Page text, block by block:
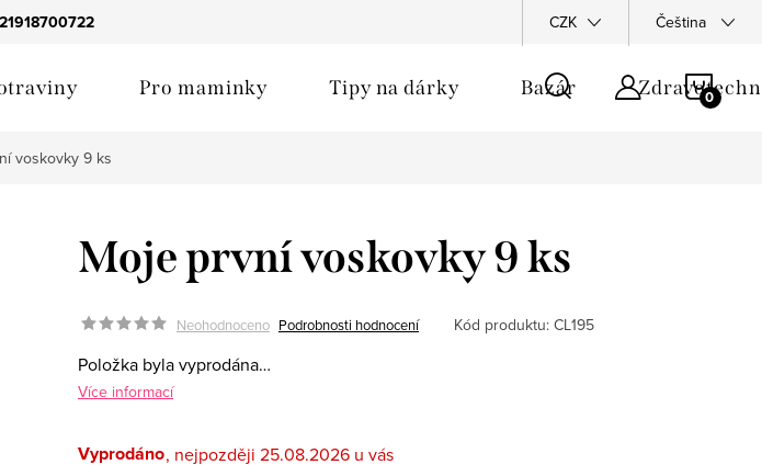
CZK Čeština
Pro maminky Tipy na dárky Bazár
voskovky 9 ks
Moje první voskovky 9 ks
Neohodnoceno Podrobnosti hodnocení Kód produktu: CL195
Položka byla vyprodána…
Více informací
Vyprodáno 25.08.2026